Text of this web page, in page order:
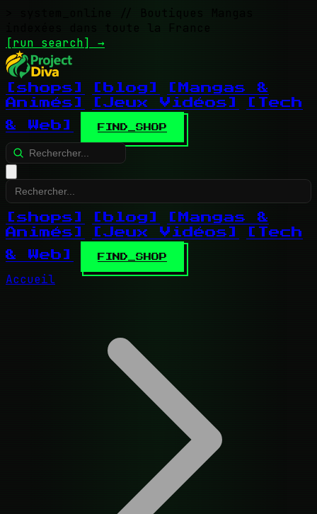
// Boutiques Mangas
indexées dans toute la France
[run search] →
[shops] [blog]
[Mangas &
Animés]
[Jeux Vidéos]
[Tech
& Web]
FIND_SHOP
[shops] [blog]
[Mangas &
Animés]
[Jeux Vidéos]
[Tech
& Web]
FIND_SHOP
Accueil